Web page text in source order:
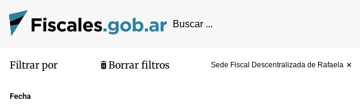
Filtrar por Borrar filtros Sede Fiscal Descentralizada de Rafaela
Fecha